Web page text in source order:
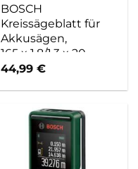
BOSCH
Kreissägeblatt für
Akkusägen,
165 x 1,8/1,3 x 20,
54 Zähne
44,99€